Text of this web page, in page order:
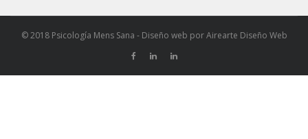
© 2018 Psicología Mens Sana - Diseño web porAirearte Diseño Web